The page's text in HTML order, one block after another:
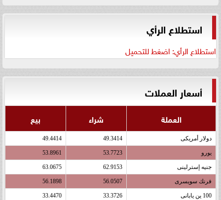
استطلاع الرأي
استطلاع الرأي: اضغط للتحميل
أسعار العملات
العملة شراء بيع
دولار أمريكى 49.3414
49.4414
يورو 53.7723
53.8961
جنيه إسترلينى 62.9153
63.0675
فرنك سويسرى 56.0507
56.1898
100 ين يابانى 33.3726
33.4470